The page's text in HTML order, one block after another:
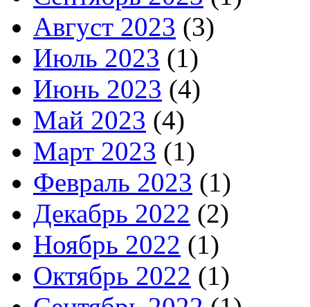
Август 2023 (3)
Июль 2023 (1)
Июнь 2023 (4)
Май 2023 (4)
Март 2023 (1)
Февраль 2023 (1)
Декабрь 2022 (2)
Ноябрь 2022 (1)
Октябрь 2022 (1)